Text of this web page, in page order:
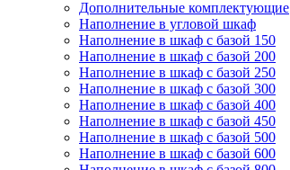
Дополнительные комплектующие
Наполнение в угловой шкаф
Наполнение в шкаф с базой 150
Наполнение в шкаф с базой 200
Наполнение в шкаф с базой 250
Наполнение в шкаф с базой 300
Наполнение в шкаф с базой 400
Наполнение в шкаф с базой 450
Наполнение в шкаф с базой 500
Наполнение в шкаф с базой 600